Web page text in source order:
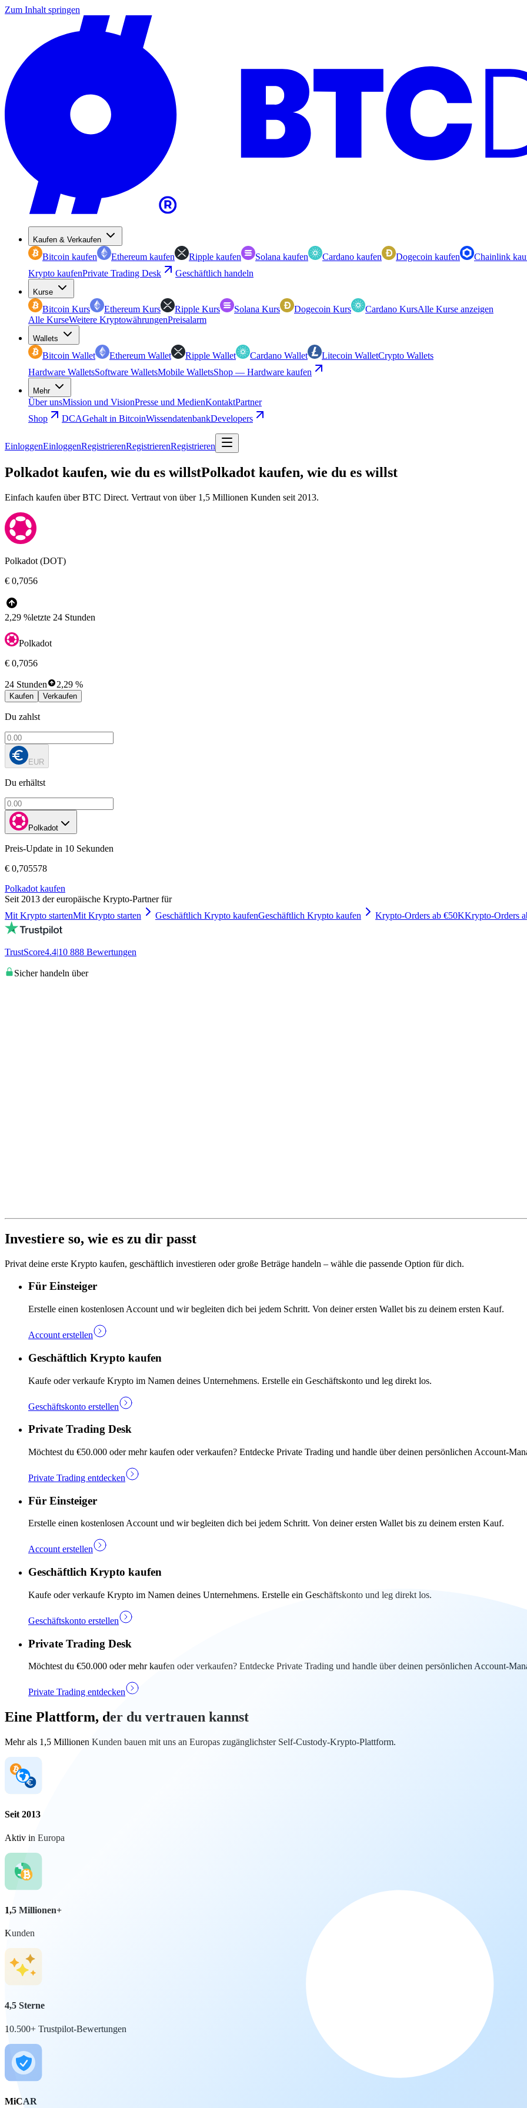
Zum Inhalt springen
Kaufen & Verkaufen
Bitcoin kaufen Ethereum kaufen Ripple kaufen Solana kaufen Cardano kaufen Dogecoin kaufen Chainlink
Krypto kaufenPrivate Trading Desk Geschäftlich handeln
Kurse
Bitcoin Kurs Ethereum Kurs Ripple Kurs Solana Kurs Dogecoin Kurs Cardano KursAlle Kurse anzeigen
Alle KurseWeitere KryptowährungenPreisalarm
Wallets
Bitcoin Wallet Ethereum Wallet Ripple Wallet Cardano Wallet Litecoin WalletCrypto Wallets
Hardware WalletsSoftware WalletsMobile WalletsShop — Hardware kaufen
Mehr
Über unsMission und VisionPresse und MedienKontaktPartner
Shop
DCAGehalt in BitcoinWissendatenbankDevelopers
EinloggenEinloggenRegistrierenRegistrierenRegistrieren
Polkadot kaufen, wie du es willstPolkadot kaufen, wie du es willst
Einfach kaufen über BTC Direct. Vertraut von über 1,5 Millionen Kunden seit 2013.
Polkadot (DOT)
€ 0,7056
2,29 %letzte 24 Stunden
Polkadot
€ 0,7056
24 Stunden 2,29 %
Kaufen Verkaufen
Du zahlst
EUR
Du erhältst
Polkadot
Preis-Update in 10 Sekunden
€ 0,705578
Polkadot kaufen
Seit 2013 der europäische Krypto-Partner für
Mit Krypto startenMit Krypto starten Geschäftlich Krypto kaufenGeschäftlich Krypto kaufen Krypto-Orders ab €50KKrypto-Orders
TrustScore4.4|10 888 Bewertungen
Sicher handeln über
Investiere so, wie es zu dir passt
Privat deine erste Krypto kaufen, geschäftlich investieren oder große Beträge handeln – wähle die passende Option für dich.
Für Einsteiger
Erstelle einen kostenlosen Account und wir begleiten dich bei jedem Schritt. Von deiner ersten Wallet bis zu deinem ersten Kauf.
Account erstellen
Geschäftlich Krypto kaufen
Kaufe oder verkaufe Krypto im Namen deines Unternehmens. Erstelle ein Geschäftskonto und leg direkt los.
Geschäftskonto erstellen
Private Trading Desk
Möchtest du €50.000 oder mehr kaufen oder verkaufen? Entdecke Private Trading und handle über deinen persönlichen Account-
Private Trading entdecken
Für Einsteiger
Erstelle einen kostenlosen Account und wir begleiten dich bei jedem Schritt. Von deiner ersten Wallet bis zu deinem ersten Kauf.
Account erstellen
Geschäftlich Krypto kaufen
Kaufe oder verkaufe Krypto im Namen deines Unternehmens. Erstelle ein Geschäftskonto und leg direkt los.
Geschäftskonto erstellen
Private Trading Desk
Möchtest du €50.000 oder mehr kaufen oder verkaufen? Entdecke Private Trading und handle über deinen persönlichen Account-
Private Trading entdecken
Eine Plattform, der du vertrauen kannst
Mehr als 1,5 Millionen Kunden bauen mit uns an Europas zugänglichster Self-Custody-Krypto-Plattform.
Seit 2013
Aktiv in Europa
1,5 Millionen+
Kunden
4,5 Sterne
10.500+ Trustpilot-Bewertungen
MiCAR